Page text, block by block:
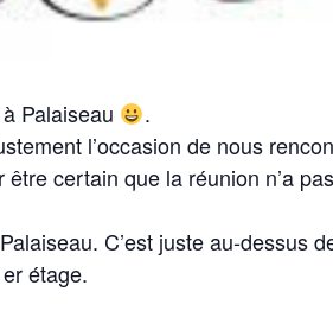
Palaiseau
.
l’occasion de nous
certain que la réunion n’a
C’est juste au-dessus
étage.